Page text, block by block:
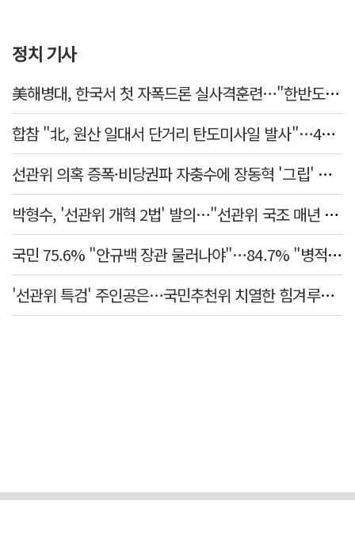
정치 기사
美해병대, 한국서 첫 자폭드론 실사격훈련…"한반도 지형 학습"
합참 "北, 원산 일대서 단거리 탄도미사일 발사"…42일 만
선관위 의혹 증폭·비당권파 자충수에 장동혁 '그립' 더 강해졌다
박형수, '선관위 개혁 2법' 발의…"선관위 국조 매년 실시"
국민 75.6% "안규백 장관 물러나야"…84.7% "병적기록부 공개해야"
'선관위 특검' 주인공은…국민추천위 치열한 힘겨루기 나설 듯